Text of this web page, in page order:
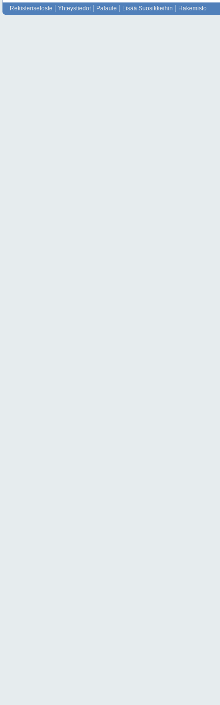
Rekisteriseloste Yhteystiedot Palaute Lisää Suosikkeihin Hakemisto